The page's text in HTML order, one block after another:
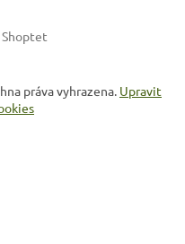
práva vyhrazena. Upravit